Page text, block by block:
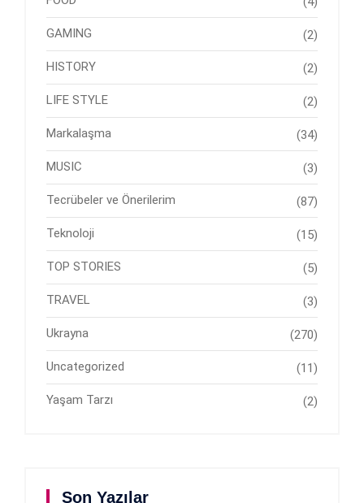
GAMING (2)
HISTORY (2)
LIFE STYLE (2)
Markalaşma (34)
MUSIC (3)
Tecrübeler ve Önerilerim (87)
Teknoloji (15)
TOP STORIES (5)
TRAVEL (3)
Ukrayna (270)
Uncategorized (11)
Yaşam Tarzı (2)
Son Yazılar